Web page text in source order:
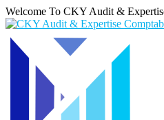
Welcome To CKY Audit &